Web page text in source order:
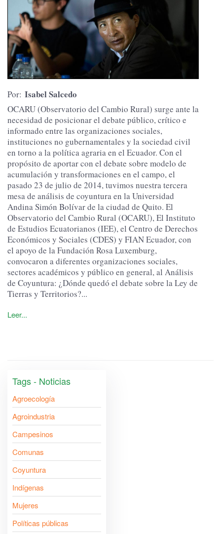
Por: Isabel Salcedo
OCARU (Observatorio del Cambio Rural) surge ante la
necesidad de posicionar el debate público, crítico e
informado entre las organizaciones sociales,
instituciones no gubernamentales y la sociedad civil
en torno a la política agraria en el Ecuador. Con el
propósito de aportar con el debate sobre modelo de
acumulación y transformaciones en el campo, el
pasado 23 de julio de 2014, tuvimos nuestra tercera
mesa de análisis de coyuntura en la Universidad
Andina Simón Bolívar de la ciudad de Quito. El
Observatorio del Cambio Rural (OCARU), El Instituto
de Estudios Ecuatorianos (IEE), el Centro de Derechos
Económicos y Sociales (CDES) y FIAN Ecuador, con
el apoyo de la Fundación Rosa Luxemburg,
convocaron a diferentes organizaciones sociales,
sectores académicos y público en general, al Análisis
de Coyuntura: ¿Dónde quedó el debate sobre la Ley de
Tierras y Territorios?...
Leer...
Tags - Noticias
Agroecología
Agroindustria
Campesinos
Comunas
Coyuntura
Indígenas
Mujeres
Políticas públicas